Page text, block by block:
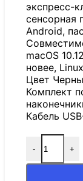
экспресс-
сенсорная
Android,
macOS
новее, Linux
Цвет
Комплект
Кабель
- +